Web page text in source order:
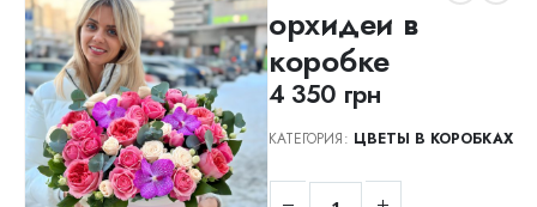
орхидеи в
коробке
4 350 грн
КАТЕГОРИЯ: ЦВЕТЫ В КОРОБКАХ